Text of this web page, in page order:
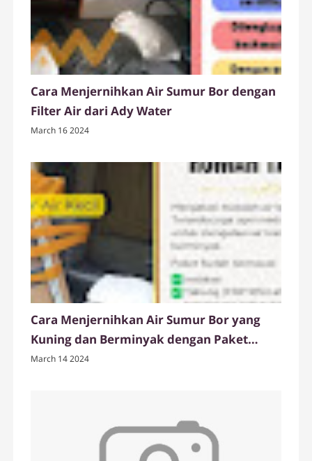
Cara Menjernihkan Air Sumur Bor dengan
Filter Air dari Ady Water
March 16 2024
Cara Menjernihkan Air Sumur Bor yang
Kuning dan Berminyak dengan Paket
Tabung Filter Air FRP dari Ady Water
March 14 2024